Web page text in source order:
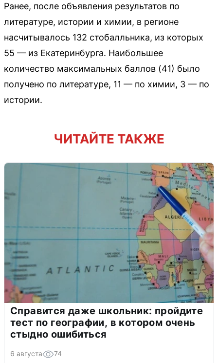
Ранее, после объявления результатов по
литературе, истории и химии, в регионе
насчитывалось 132 стобалльника, из которых
55 — из Екатеринбурга. Наибольшее
количество максимальных баллов (41) было
получено по литературе, 11 — по химии, 3 — по
истории.
ЧИТАЙТЕ ТАКЖЕ
Справится даже школьник: пройдите
тест по географии, в котором очень
стыдно ошибиться
6 августа 74